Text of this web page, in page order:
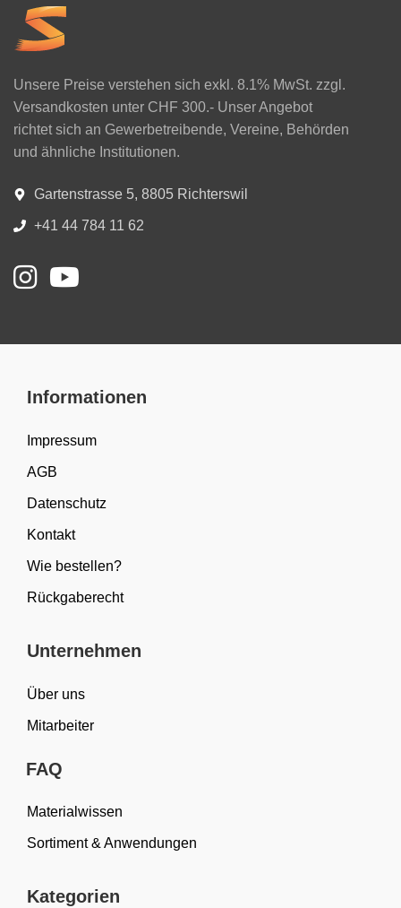
Unsere Preise verstehen sich exkl. 8.1% MwSt. zzgl.
Versandkosten unter CHF 300.- Unser Angebot
richtet sich an Gewerbetreibende, Vereine, Behörden
und ähnliche Institutionen.
Gartenstrasse 5, 8805 Richterswil
+41 44 784 11 62
Informationen
Impressum
AGB
Datenschutz
Kontakt
Wie bestellen?
Rückgaberecht
Unternehmen
Über uns
Mitarbeiter
FAQ
Materialwissen
Sortiment & Anwendungen
Kategorien